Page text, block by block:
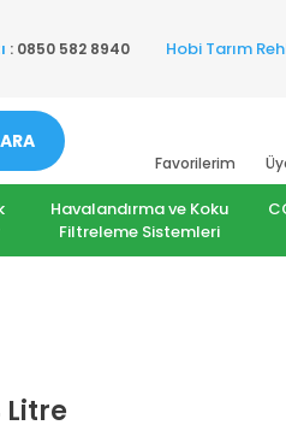
: 0850 582 8940 Hobi Tarım
ARA
Favorilerim
Havalandırma ve Koku
Filtreleme Sistemleri
Litre